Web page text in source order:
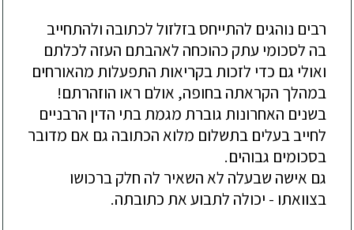
רבים נוהגים להתייחס בזלזול לכתובה ולהתחייב
בה לסכומי עתק כהוכחה לאהבתם העזה לכלתם
ואולי גם כדי לזכות בקריאות התפעלות מהאורחים
במהלך הקראתה בחופה, אולם ראו הוזהרתם!
בשנים האחרונות גוברת מגמת בתי הדין הרבניים
לחייב בעלים בתשלום מלוא הכתובה גם אם מדובר
בסכומים גבוהים.
גם אישה שבעלה לא השאיר לה חלק ברכושו
בצוואתו - יכולה לתבוע את כתובתה.